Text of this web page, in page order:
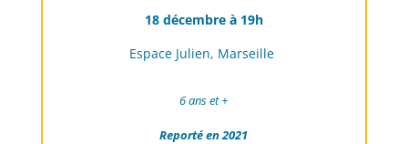
18 décembre à 19h
Espace Julien, Marseille
6 ans et +
Reporté en 2021